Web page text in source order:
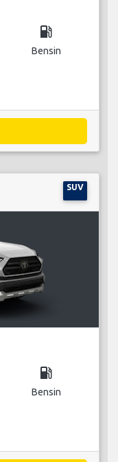
local_gas_station
Bensin
SUV
local_gas_station
Bensin